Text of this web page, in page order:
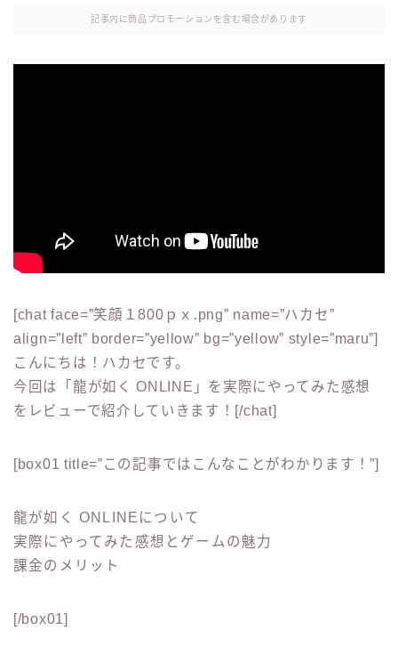
記事内に商品プロモーションを含む場合があります
[chat face=”笑顔１800ｐｘ.png” name=”ハカセ”
align=”left” border=”yellow” bg=”yellow” style=”maru”]
こんにちは！ハカセです。
今回は
「龍が如く ONLINE」 を実際にやってみた感想
をレビューで紹介していきます！[/chat]
[box01 title=”この記事ではこんなことがわかります！”]
龍が如く ONLINEについて
実際にやってみた感想とゲームの魅力
課金のメリット
[/box01]